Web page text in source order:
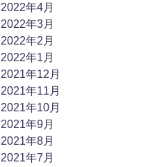
2022年4月
2022年3月
2022年2月
2022年1月
2021年12月
2021年11月
2021年10月
2021年9月
2021年8月
2021年7月